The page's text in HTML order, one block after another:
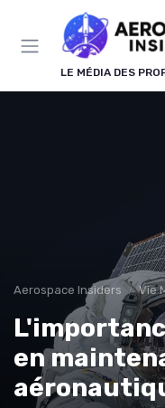
LE MÉDIA DES
Aerospace Insiders Vie
en
Panneau de gestion des